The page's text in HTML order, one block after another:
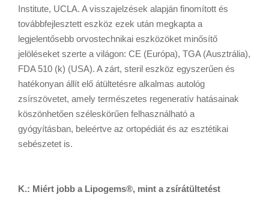
Institute, UCLA. A visszajelzések alapján finomított és
továbbfejlesztett eszköz ezek után megkapta a
legjelentősebb orvostechnikai eszközöket minősítő
jelöléseket szerte a világon: CE (Európa), TGA (Ausztrália),
FDA 510 (k) (USA). A zárt, steril eszköz egyszerűen és
hatékonyan állít elő átültetésre alkalmas autológ
zsírszövetet, amely természetes regeneratív hatásainak
köszönhetően széleskörűen felhasználható a
gyógyításban, beleértve az ortopédiát és az esztétikai
sebészetet is.
K.: Miért jobb a Lipogems®, mint a zsírátültetést